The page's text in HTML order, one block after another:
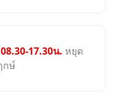
08.30-17.30น. หยุด
กษ์